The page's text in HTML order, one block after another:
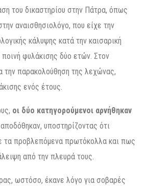
του δικαστηρίου στην Πάτρα, όπως
αναισθησιολόγο, που είχε την
κάλυψης κατά την καισαρική
φυλάκισης δύο ετών. Στον
την παρακολούθηση της λεχώνας,
ενός έτους.
οι δύο κατηγορούμενοι αρνήθηκαν
υποστηρίζοντας ότι
τα προβλεπόμενα πρωτόκολλα και πως
από την πλευρά τους.
ωστόσο, έκανε λόγο για σοβαρές